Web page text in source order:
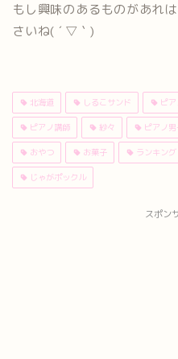
もし興味のあるものがあれ
さいね( ´ ▽ ` )
北海道 しるこサンド ピ
ピアノ講師 紗々 ピアノ
おやつ お菓子 ランキング
じゃがポックル
スポン